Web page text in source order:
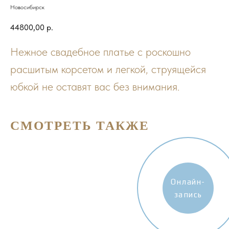
Новосибирск
44800,00 р.
Нежное свадебное платье с роскошно
расшитым корсетом и легкой, струящейся
юбкой не оставят вас без внимания.
СМОТРЕТЬ ТАКЖЕ
Онлайн-
запись